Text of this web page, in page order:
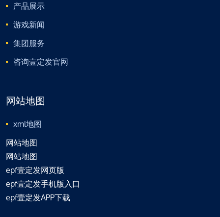
产品展示
游戏新闻
集团服务
咨询壹定发官网
网站地图
xml地图
网站地图
网站地图
epf壹定发网页版
epf壹定发手机版入口
epf壹定发APP下载